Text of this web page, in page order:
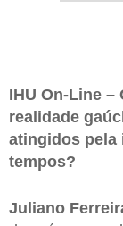
IHU On-Line
realidade
atingidos pela
tempos?
Juliano